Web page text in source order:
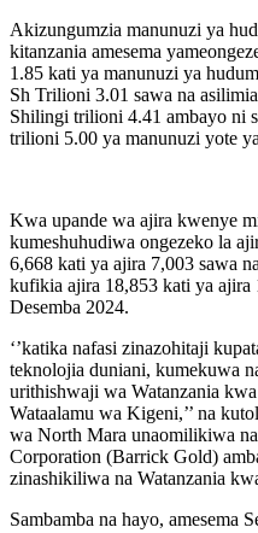
Akizungumzia manunuzi ya
kitanzania amesema
1.85 kati ya manunuzi ya
Sh Trilioni 3.01 sawa na
Shilingi trilioni 4.41 ambayo ni
trilioni 5.00 ya manunuzi yote
Kwa upande wa ajira kwenye
kumeshuhudiwa ongezeko la
6,668 kati ya ajira 7,003 sawa
kufikia ajira 18,853 kati ya ajira
Desemba 2024.
‘’katika nafasi zinazohitaji
teknolojia duniani, kumekuwa
urithishwaji wa Watanzania
Wataalamu wa Kigeni,’’ na
wa North Mara unaomilikiwa
Corporation (Barrick Gold)
zinashikiliwa na Watanzania
Sambamba na hayo, amesema